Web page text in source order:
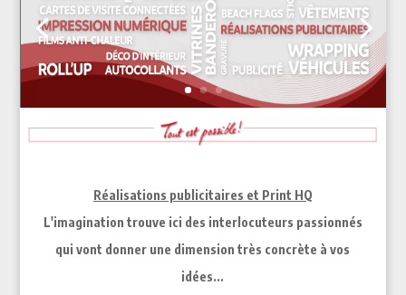
Réalisations publicitaires et Print HQ
L'imagination trouve ici des interlocuteurs passionnés
qui vont donner une dimension très concrète à vos
idées...